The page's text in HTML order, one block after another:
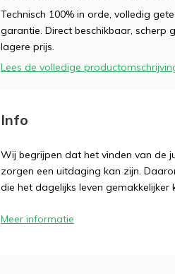
Technisch 100% in orde, volledig
garantie. Direct beschikbaar,
lagere prijs.
Lees de volledige
Info
Wij begrijpen dat het vinden van de
zorgen een uitdaging kan zijn.
die het dagelijks leven gemakkelijker
Meer informatie